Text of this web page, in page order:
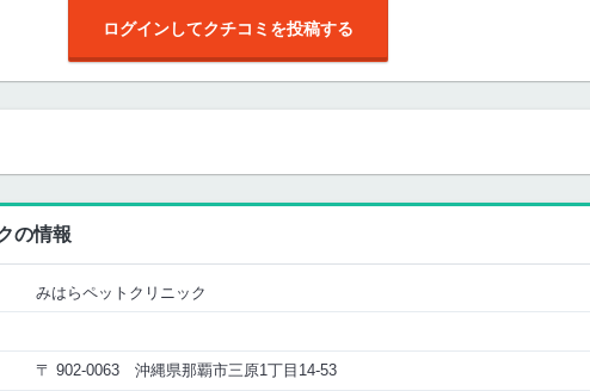
ログインしてクチコミを投稿する
の情報
みはらペットクリニック
〒 902-0063 沖縄県那覇市三原1丁目14-53